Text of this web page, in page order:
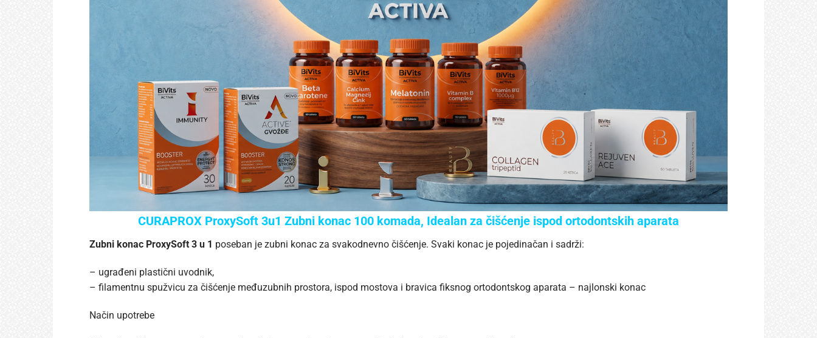
CURAPROX ProxySoft 3u1 Zubni konac 100 komada, Idealan za čišćenje ispod ortodontskih aparata
Zubni konac ProxySoft 3 u 1 poseban je zubni konac za svakodnevno čišćenje. Svaki konac je pojedinačan i sadrži:
– ugrađeni plastični uvodnik,
– filamentnu spužvicu za čišćenje međuzubnih prostora, ispod mostova i bravica fiksnog ortodontskog aparata – najlonski konac
Način upotrebe